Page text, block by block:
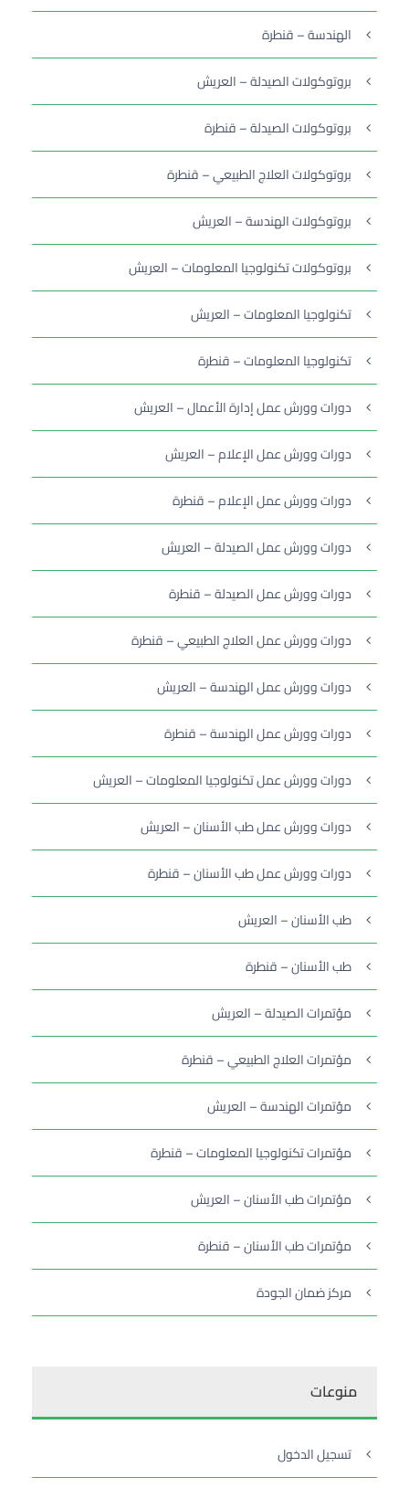
الهندسة – قنطرة
بروتوكولات الصيدلة – العريش
بروتوكولات الصيدلة – قنطرة
بروتوكولات العلاج الطبيعي – قنطرة
بروتوكولات الهندسة – العريش
بروتوكولات تكنولوجيا المعلومات – العريش
تكنولوجيا المعلومات – العريش
تكنولوجيا المعلومات – قنطرة
دورات وورش عمل إدارة الأعمال – العريش
دورات وورش عمل الإعلام – العريش
دورات وورش عمل الإعلام – قنطرة
دورات وورش عمل الصيدلة – العريش
دورات وورش عمل الصيدلة – قنطرة
دورات وورش عمل العلاج الطبيعي – قنطرة
دورات وورش عمل الهندسة – العريش
دورات وورش عمل الهندسة – قنطرة
دورات وورش عمل تكنولوجيا المعلومات – العريش
دورات وورش عمل طب الأسنان – العريش
دورات وورش عمل طب الأسنان – قنطرة
طب الأسنان – العريش
طب الأسنان – قنطرة
مؤتمرات الصيدلة – العريش
مؤتمرات العلاج الطبيعي – قنطرة
مؤتمرات الهندسة – العريش
مؤتمرات تكنولوجيا المعلومات – قنطرة
مؤتمرات طب الأسنان – العريش
مؤتمرات طب الأسنان – قنطرة
مركز ضمان الجودة
منوعات
تسجيل الدخول